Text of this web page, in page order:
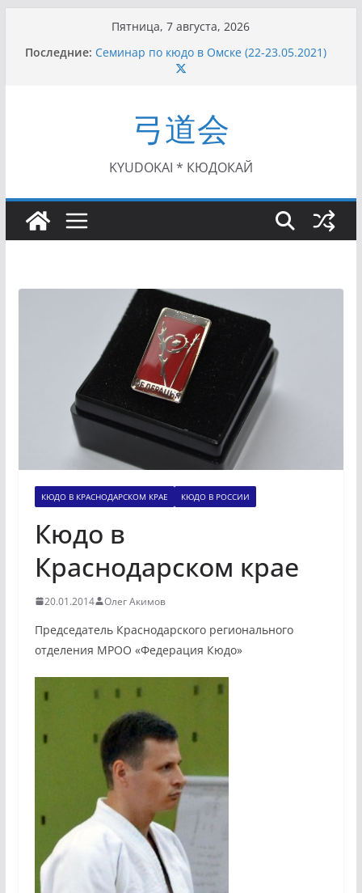
содержимому
Пятница, 7 августа, 2026
Последние: Семинар по кюдо в Омске (22-23.05.2021)
Чемпионат Росcии, Дёмино (2-5.09.2021)
II Кубок Посла Японии в России по Кюдо,
Орёл (25.07.2021)
I этап Кубка Московской области по Кюдо /
Сейдокан II (27.06.2021)
弓道会
KYUDOKAI * КЮДОКАЙ
КЮДО В КРАСНОДАРСКОМ КРАЕ КЮДО В РОССИИ
Кюдо в
Краснодарском крае
20.01.2014 Олег Акимов
Председатель Краснодарского регионального
отделения МРОО «Федерация Кюдо»